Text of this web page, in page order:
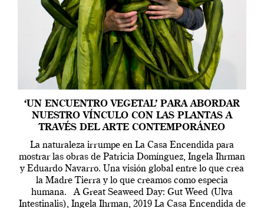
‘UN ENCUENTRO VEGETAL’ PARA ABORDAR
NUESTRO VÍNCULO CON LAS PLANTAS A
TRAVÉS DEL ARTE CONTEMPORÁNEO
La naturaleza irrumpe en La Casa Encendida para
mostrar las obras de Patricia Domínguez, Ingela Ihrman
y Eduardo Navarro. Una visión global entre lo que crea
la Madre Tierra y lo que creamos como especia
humana. A Great Seaweed Day: Gut Weed (Ulva
Intestinalis), Ingela Ihrman, 2019 La Casa Encendida de